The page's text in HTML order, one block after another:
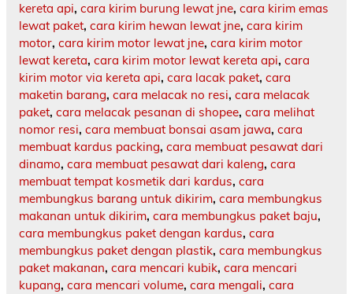
kereta api, cara kirim burung lewat jne, cara kirim emas
lewat paket, cara kirim hewan lewat jne, cara kirim
motor, cara kirim motor lewat jne, cara kirim motor
lewat kereta, cara kirim motor lewat kereta api, cara
kirim motor via kereta api, cara lacak paket, cara
maketin barang, cara melacak no resi, cara melacak
paket, cara melacak pesanan di shopee, cara melihat
nomor resi, cara membuat bonsai asam jawa, cara
membuat kardus packing, cara membuat pesawat dari
dinamo, cara membuat pesawat dari kaleng, cara
membuat tempat kosmetik dari kardus, cara
membungkus barang untuk dikirim, cara membungkus
makanan untuk dikirim, cara membungkus paket baju,
cara membungkus paket dengan kardus, cara
membungkus paket dengan plastik, cara membungkus
paket makanan, cara mencari kubik, cara mencari
kupang, cara mencari volume, cara mengali, cara